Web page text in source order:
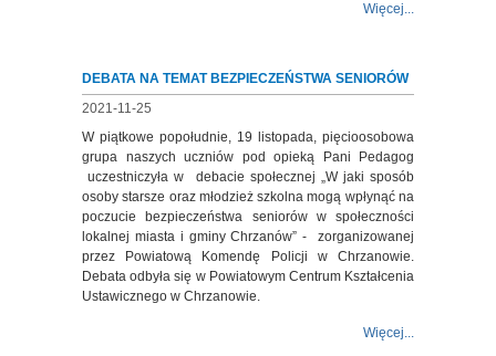
Więcej...
DEBATA NA TEMAT BEZPIECZEŃSTWA SENIORÓW
2021-11-25
W piątkowe popołudnie, 19 listopada, pięcioosobowa
grupa naszych uczniów pod opieką Pani Pedagog
uczestniczyła w debacie społecznej „W jaki sposób
osoby starsze oraz młodzież szkolna mogą wpłynąć na
poczucie bezpieczeństwa seniorów w społeczności
lokalnej miasta i gminy Chrzanów” - zorganizowanej
przez Powiatową Komendę Policji w Chrzanowie.
Debata odbyła się w Powiatowym Centrum Kształcenia
Ustawicznego w Chrzanowie.
Więcej...